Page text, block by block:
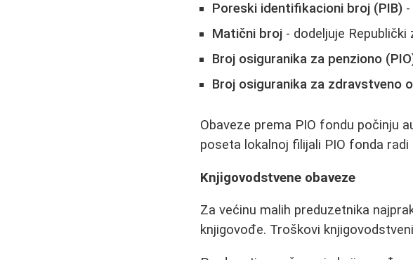
Poreski identifikacioni broj (PIB)
Matični broj - dodeljuje
Broj osiguranika za penziono
Broj osiguranika za zdravstveno
Obaveze prema PIO fondu počinju
poseta lokalnoj filijali PIO fonda
Knjigovodstvene obaveze
Za većinu malih preduzetnika
knjigovođe. Troškovi